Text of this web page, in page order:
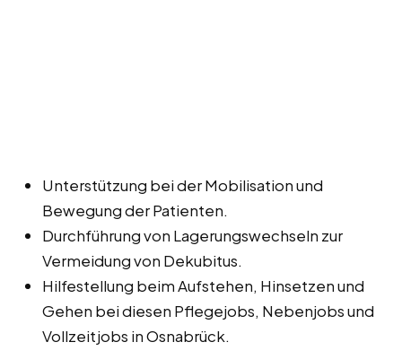
Unterstützung bei der Mobilisation und
Bewegung der Patienten.
Durchführung von Lagerungswechseln zur
Vermeidung von Dekubitus.
Hilfestellung beim Aufstehen, Hinsetzen und
Gehen bei diesen Pflegejobs, Nebenjobs und
Vollzeitjobs in Osnabrück.